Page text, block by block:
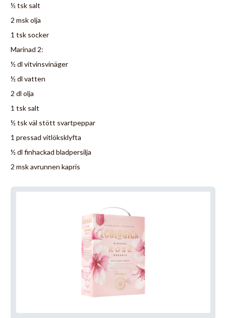
½ tsk salt
2 msk olja
1 tsk socker
Marinad 2:
½ dl vitvinsvinäger
½ dl vatten
2 dl olja
1 tsk salt
½ tsk väl stött svartpeppar
1 pressad vitlöksklyfta
½ dl finhackad bladpersilja
2 msk avrunnen kapris